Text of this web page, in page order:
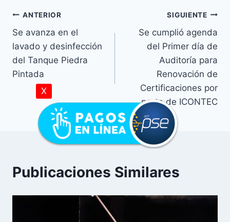
ANTERIOR
Se avanza en el
lavado y desinfección
del Tanque Piedra
Pintada
SIGUIENTE
Se cumplió agenda
del Primer día de
Auditoría para
Renovación de
Certificaciones por
parte de ICONTEC
Publicaciones Similares
X